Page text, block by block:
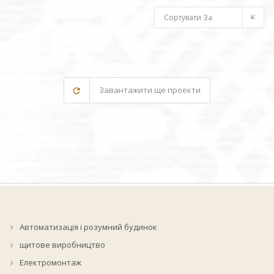
Сортувати За
Завантажити ще проекти
Автоматизація і розумний будинок
щитове виробництво
Електромонтаж